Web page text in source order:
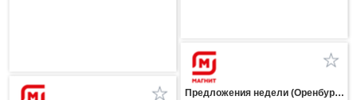
Предложения недели (Оренбургская область)